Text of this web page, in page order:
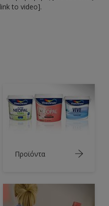
to video].
Προϊόντα